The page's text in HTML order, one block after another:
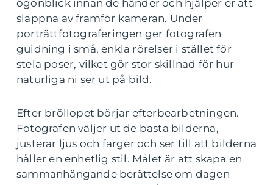
ögonblick innan de händer och hjälper er att
slappna av framför kameran. Under
porträttfotograferingen ger fotografen
guidning i små, enkla rörelser i stället för
stela poser, vilket gör stor skillnad för hur
naturliga ni ser ut på bild.
Efter bröllopet börjar efterbearbetningen.
Fotografen väljer ut de bästa bilderna,
justerar ljus och färger och ser till att bilderna
håller en enhetlig stil. Målet är att skapa en
sammanhängande berättelse om dagen